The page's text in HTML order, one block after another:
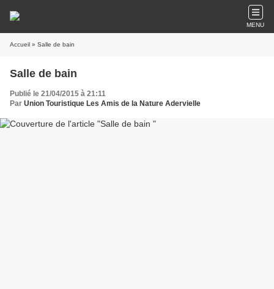
MENU
Accueil » Salle de bain
Salle de bain
Publié le 21/04/2015 à 21:11
Par Union Touristique Les Amis de la Nature Adervielle